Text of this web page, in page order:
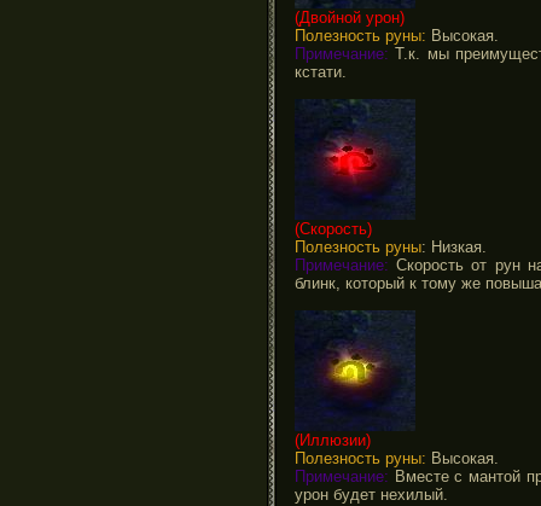
(Двойной урон)
Полезность руны: Высокая.
Примечание: Т.к. мы
кстати.
(Скорость)
Полезность руны: Низкая.
Примечание:Скорость от рун
блинк, который к тому же
(Иллюзии)
Полезность руны: Высокая.
Примечание: Вместе с мантой
урон будет нехилый.